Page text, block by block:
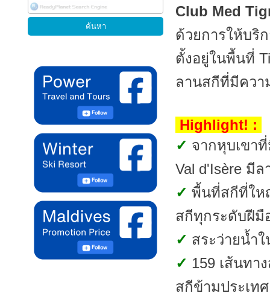
Club Med
ด้วยการให้บริ
ตั้งอยู่ในพื้นที่
ลานสกีที่มีคว
Highlight! :
✓ จากหุบเขา
Val d'Isère มี
✓ พื้นที่สกีที่ให
สกีทุกระดับฝีมื
✓ สระว่ายน้ำ
✓ 159 เส้นทา
สกีข้ามประเทศ